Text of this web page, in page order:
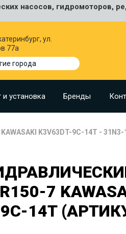
насосов, гидромоторов,
ул.
77а
города
установка Бренды
K3V63DT-9C-14T -
7
9C-14T